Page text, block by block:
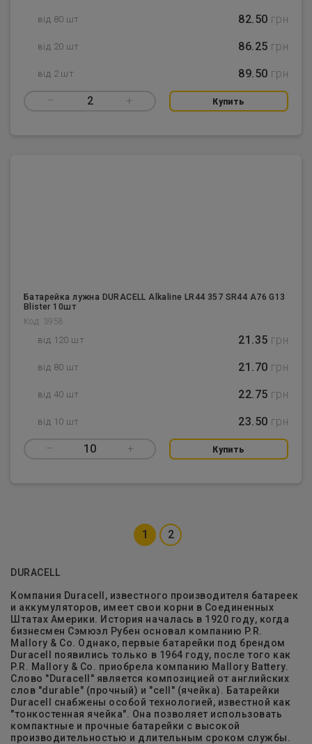
від 80 шт 82.50 грн
від 20 шт 86.25 грн
від 2 шт 89.50 грн
– 2 + Купить
Батарейка лужна DURACELL Alkaline LR44 357 SR44 A76 G13
Blister 10шт
Код: 3958
від 120 шт 21.35 грн
від 80 шт 21.70 грн
від 40 шт 22.75 грн
від 10 шт 23.50 грн
– 10 + Купить
1 2
DURACELL
Компания Duracell, известного производителя батареек
и аккумуляторов, имеет свои корни в Соединенных
Штатах Америки. История началась в 1920 году, когда
бизнесмен Сэмюэл Рубен основал компанию P.R.
Mallory & Co. Однако, первые батарейки под брендом
Duracell появились только в 1964 году, после того как
P.R. Mallory & Co. приобрела компанию Mallory Battery.
Слово "Duracell" является композицией от английских
слов "durable" (прочный) и "cell" (ячейка). Батарейки
Duracell снабжены особой технологией, известной как
"тонкостенная ячейка". Она позволяет использовать
компактные и прочные батарейки с высокой
производительностью и длительным сроком службы.